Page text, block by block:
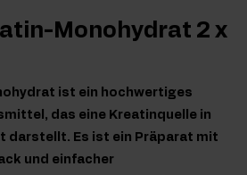
Monohydrat 2 x
ist ein hochwertiges
das eine Kreatinquelle in
darstellt. Es ist ein Präparat mit
und einfacher